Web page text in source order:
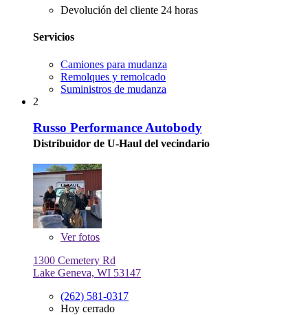
Devolución del cliente 24 horas
Servicios
Camiones para mudanza
Remolques y remolcado
Suministros de mudanza
2
Russo Performance Autobody
Distribuidor de U-Haul del vecindario
Verfotos
1300 Cemetery Rd
Lake Geneva, WI 53147
(262) 581-0317
Hoy cerrado